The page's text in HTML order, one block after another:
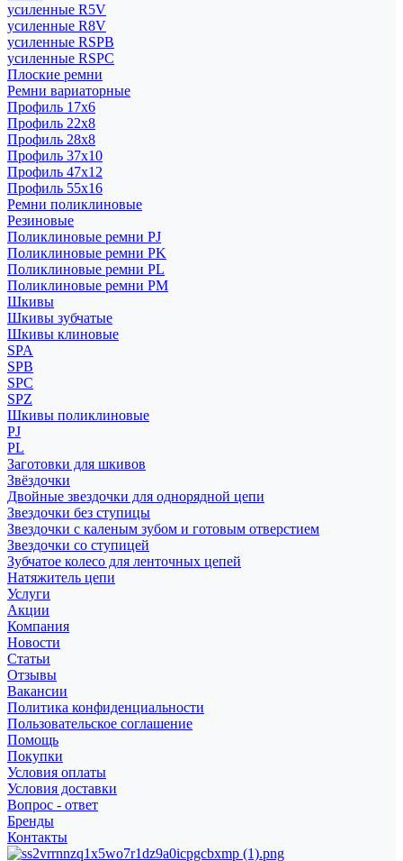
усиленные R5V
усиленные R8V
усиленные RSPB
усиленные RSPC
Плоские ремни
Ремни вариаторные
Профиль 17x6
Профиль 22x8
Профиль 28x8
Профиль 37x10
Профиль 47x12
Профиль 55x16
Ремни поликлиновые
Резиновые
Поликлиновые ремни PJ
Поликлиновые ремни PK
Поликлиновые ремни PL
Поликлиновые ремни PM
Шкивы
Шкивы зубчатые
Шкивы клиновые
SPA
SPB
SPC
SPZ
Шкивы поликлиновые
PJ
PL
Заготовки для шкивов
Звёздочки
Двойные звездочки для однорядной цепи
Звездочки без ступицы
Звездочки с каленым зубом и готовым отверстием
Звездочки со ступицей
Зубчатое колесо для ленточных цепей
Натяжитель цепи
Услуги
Акции
Компания
Новости
Статьи
Отзывы
Вакансии
Политика конфиденциальности
Пользовательское соглашение
Помощь
Покупки
Условия оплаты
Условия доставки
Вопрос - ответ
Бренды
Контакты